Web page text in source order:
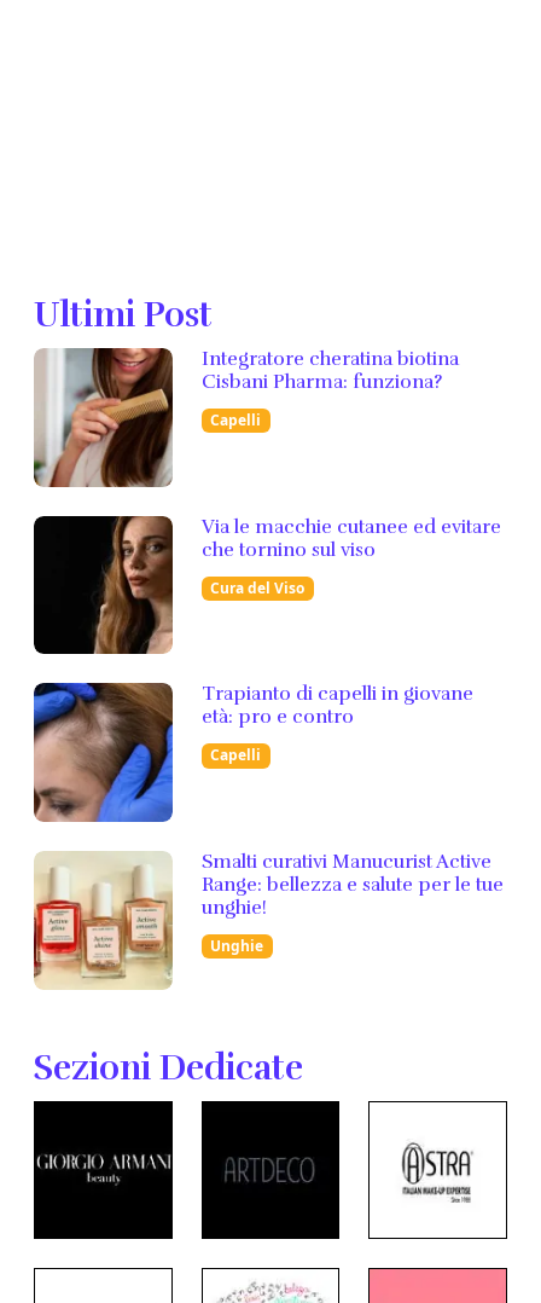
Ultimi Post
Integratore cheratina biotina
Cisbani Pharma: funziona?
Capelli
Via le macchie cutanee ed evitare
che tornino sul viso
Cura del Viso
Trapianto di capelli in giovane
età: pro e contro
Capelli
Smalti curativi Manucurist Active
Range: bellezza e salute per le tue
unghie!
Unghie
Sezioni Dedicate